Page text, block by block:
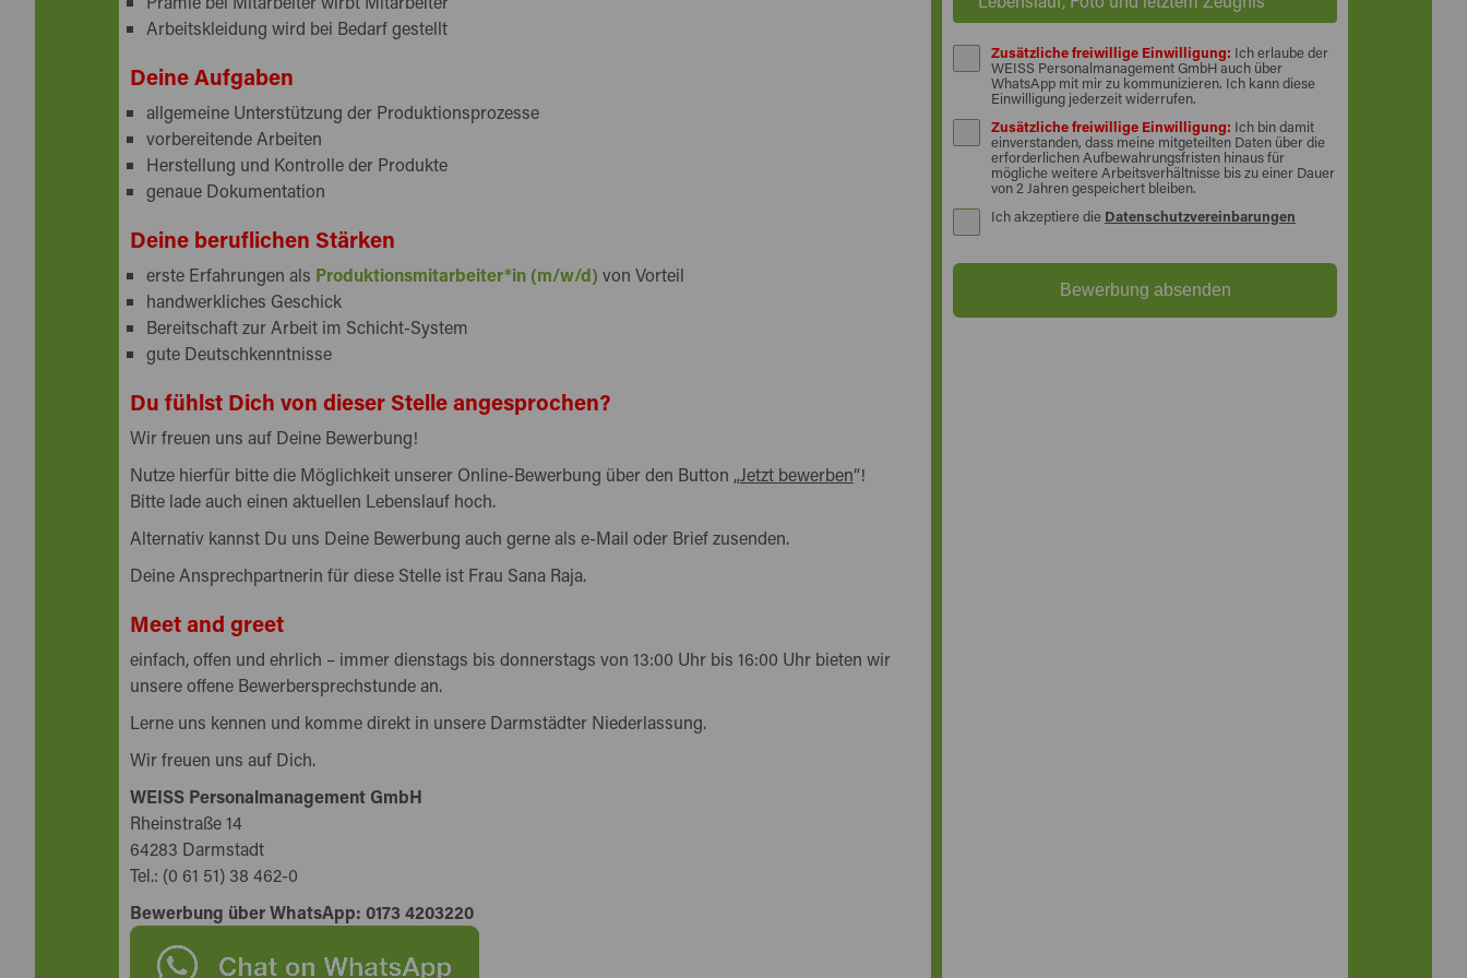
Arbeitskleidung wird bei Bedarf gestellt
Deine Aufgaben
allgemeine Unterstützung der Produktionsprozesse
vorbereitende Arbeiten
Herstellung und Kontrolle der Produkte
genaue Dokumentation
Deine beruflichen Stärken
erste Erfahrungen als Produktionsmitarbeiter*in (m/w/d) von Vorteil
handwerkliches Geschick
Bereitschaft zur Arbeit im Schicht-System
gute Deutschkenntnisse
Du fühlst Dich von dieser Stelle angesprochen?
Wir freuen uns auf Deine Bewerbung!
Nutze hierfür bitte die Möglichkeit unserer Online-Bewerbung über den Button „Jetzt bewerben“!
Bitte lade auch einen aktuellen Lebenslauf hoch.
Alternativ kannst Du uns Deine Bewerbung auch gerne als e-Mail oder Brief zusenden.
Deine Ansprechpartnerin für diese Stelle ist Frau Sana Raja.
Meet and greet
einfach, offen und ehrlich – immer dienstags bis donnerstags von 13:00 Uhr bis 16:00 Uhr bieten wir
unsere offene Bewerbersprechstunde an.
Lerne uns kennen und komme direkt in unsere Darmstädter Niederlassung.
Wir freuen uns auf Dich.
WEISS Personalmanagement GmbH
Rheinstraße 14
64283 Darmstadt
Tel.: (0 61 51) 38 462-0
Bewerbung über WhatsApp: 0173 4203220
Zusätzliche freiwillige Einwilligung: Ich erlaube der
WEISS Personalmanagement GmbH auch über
WhatsApp mit mir zu kommunizieren. Ich kann diese
Einwilligung jederzeit widerrufen.
Zusätzliche freiwillige Einwilligung: Ich bin damit
einverstanden, dass meine mitgeteilten Daten über die
erforderlichen Aufbewahrungsfristen hinaus für
mögliche weitere Arbeitsverhältnisse bis zu einer Dauer
von 2 Jahren gespeichert bleiben.
Ich akzeptiere die Datenschutzvereinbarungen
Bewerbung absenden